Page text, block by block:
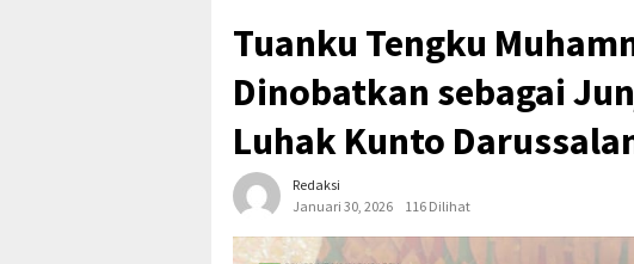
Tuanku Tengku
Dinobatkan sebagai
Luhak Kunto
Redaksi
Januari 30, 2026
116 Dilihat